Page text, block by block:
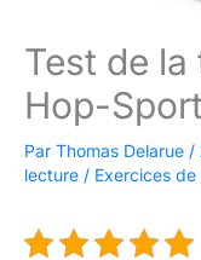
Test de
Hop-
Par Thomas Delarue /
lecture / Exercices